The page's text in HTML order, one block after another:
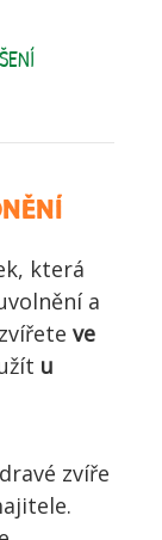
která
a
ve
u
zvíře